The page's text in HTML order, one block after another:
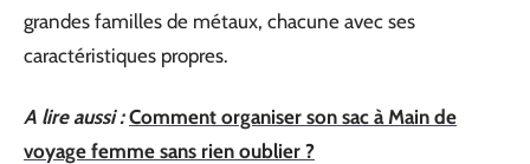
grandes familles de métaux, chacune avec ses
caractéristiques propres.
A lire aussi : Comment organiser son sac à Main de
voyage femme sans rien oublier ?